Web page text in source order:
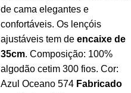
de cama elegantes e
confortáveis. Os lençóis
ajustáveis tem de encaixe de
35cm. Composição: 100%
algodão cetim 300 fios. Cor:
Azul Oceano 574 Fabricado